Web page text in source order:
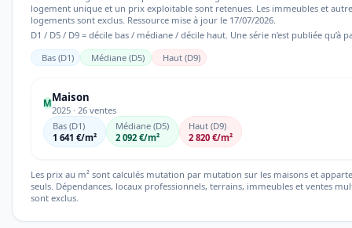
logement unique et un prix exploitable sont retenues. Les immeubles et
logements sont exclus. Ressource mise à jour le 17/07/2026.
D1 / D5 / D9 = décile bas / médiane / décile haut. Une série n’est publiée qu’à
Bas (D1)
Médiane (D5) Haut (D9)
MMaison
2025 · 26 ventes
Bas (D1)
1 641 €/m²
Médiane (D5)
2 092 €/m²
Haut (D9)
2 820 €/m²
Les prix au m² sont calculés mutation par mutation sur les maisons et
seuls. Dépendances, locaux professionnels, terrains, immeubles et ventes
sont exclus.